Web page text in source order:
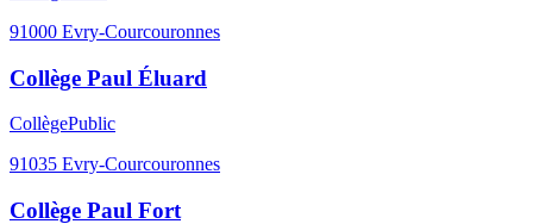
91000 Evry-Courcouronnes
Collège Paul Éluard
CollègePublic
91035 Evry-Courcouronnes
Collège Paul Fort